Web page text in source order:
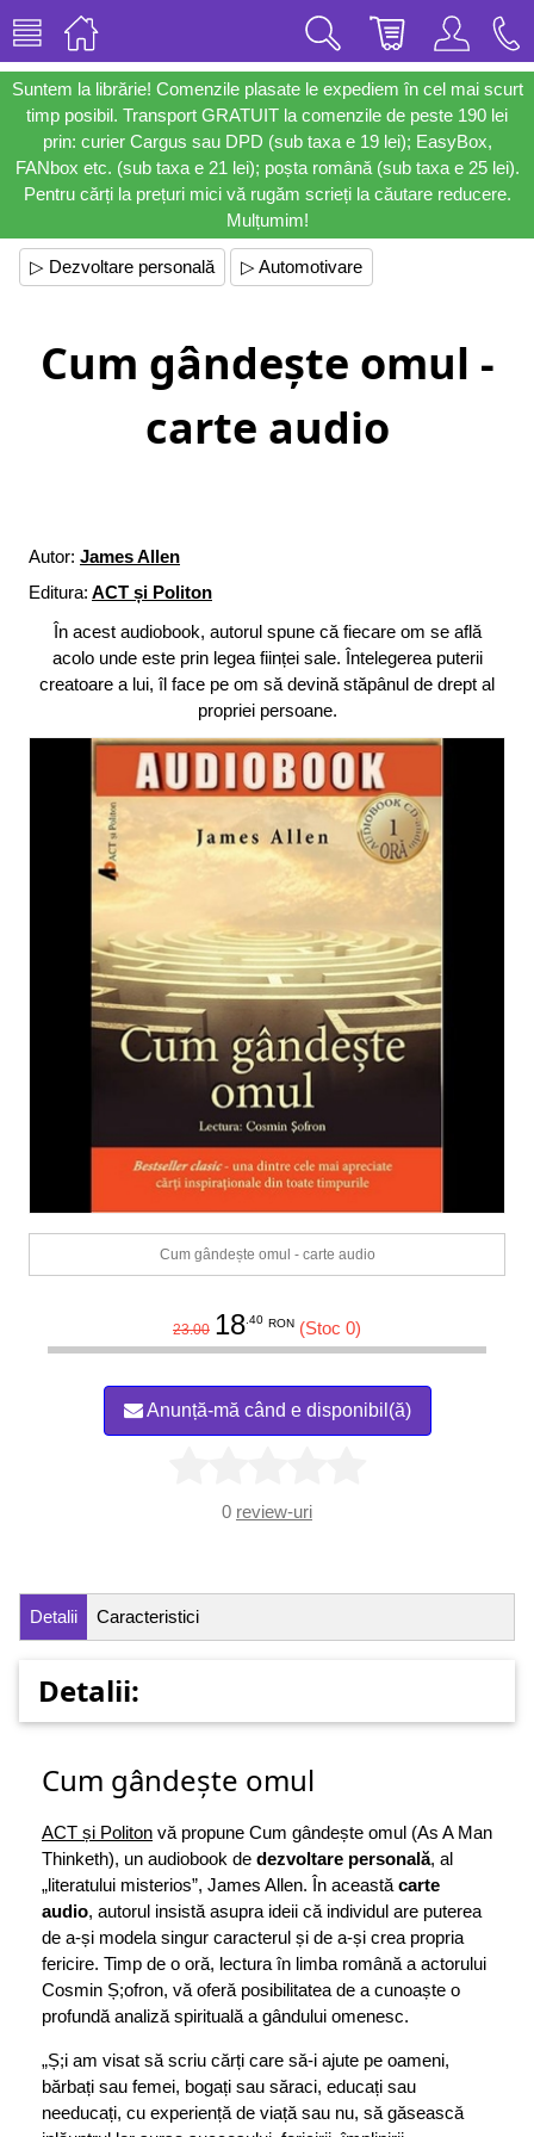
Suntem la librărie! Comenzile plasate le expediem în cel mai scurt
timp posibil. Transport GRATUIT la comenzile de peste 190 lei
prin: curier Cargus sau DPD (sub taxa e 19 lei); EasyBox,
FANbox etc. (sub taxa e 21 lei); poșta română (sub taxa e 25 lei).
Pentru cărți la prețuri mici vă rugăm scrieți la căutare reducere.
Mulțumim!
▷ Dezvoltare personală ▷ Automotivare
Cum gândește omul -
carte audio
Autor: James Allen
Editura: ACT și Politon
În acest audiobook, autorul spune că fiecare om se află
acolo unde este prin legea ființei sale. Întelegerea puterii
creatoare a lui, îl face pe om să devină stăpânul de drept al
propriei persoane.
Cum gândește omul - carte audio
23.00 18.40 RON (Stoc 0)
Anunță-mă când e disponibil(ă)
0 review-uri
Detalii Caracteristici
Detalii:
Cum gândește omul
ACT și Politon vă propune Cum gândește omul (As A Man
Thinketh), un audiobook de dezvoltare personală, al
„literatului misterios”, James Allen. În această carte
audio, autorul insistă asupra ideii că individul are puterea
de a-și modela singur caracterul și de a-și crea propria
fericire. Timp de o oră, lectura în limba română a actorului
Cosmin Ș;ofron, vă oferă posibilitatea de a cunoaște o
profundă analiză spirituală a gândului omenesc.
„Ș;i am visat să scriu cărți care să-i ajute pe oameni,
bărbați sau femei, bogați sau săraci, educați sau
needucați, cu experiență de viață sau nu, să găsească